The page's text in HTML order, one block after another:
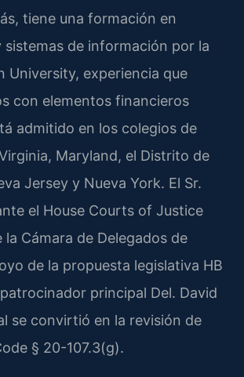
tiene una formación en
sistemas de información por la
University, experiencia que
con elementos financieros
admitido en los colegios de
Maryland, el Distrito de
Jersey y Nueva York. El Sr.
el House Courts of Justice
Cámara de Delegados de
de la propuesta legislativa HB
principal Del. David
se convirtió en la revisión de
§ 20-107.3(g).